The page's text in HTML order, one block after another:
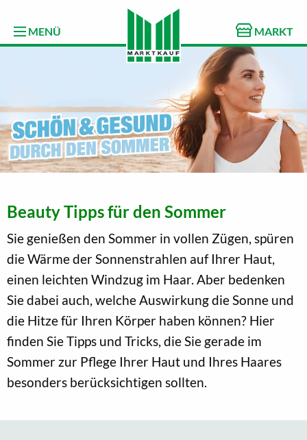
MENÜ MARKT
Beauty Tipps für den Sommer
Sie genießen den Sommer in vollen Zügen, spüren
die Wärme der Sonnenstrahlen auf Ihrer Haut,
einen leichten Windzug im Haar. Aber bedenken
Sie dabei auch, welche Auswirkung die Sonne und
die Hitze für Ihren Körper haben können? Hier
finden Sie Tipps und Tricks, die Sie gerade im
Sommer zur Pflege Ihrer Haut und Ihres Haares
besonders berücksichtigen sollten.